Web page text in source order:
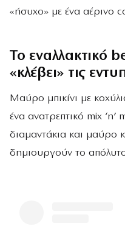
«ήσυχο» με ένα αέρινο
Το εναλλακτικό
«κλέβει» τις
Μαύρο μπικίνι με
ένα ανατρεπτικό mix
διαμαντάκια και μαύρο
δημιουργούν το